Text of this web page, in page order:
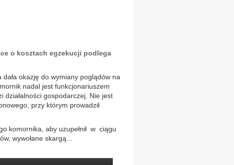
o kosztach egzekucji podlega
okazję do wymiany poglądów na
nadal jest funkcjonariuszem
gospodarczej. Nie jest
przy którym prowadził
komornika, aby uzupełnił w ciągu
wywołane skargą...